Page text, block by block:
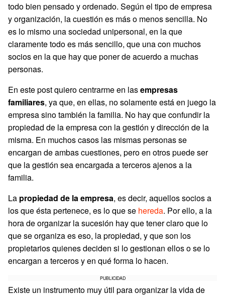
todo bien pensado y ordenado. Según el tipo de empresa
y organización, la cuestión es más o menos sencilla. No
es lo mismo una sociedad unipersonal, en la que
claramente todo es más sencillo, que una con muchos
socios en la que hay que poner de acuerdo a muchas
personas.
En este post quiero centrarme en lasempresas
familiares, ya que, en ellas, no solamente está en juego la
empresa sino también la familia. No hay que confundir la
propiedad de la empresa con la gestión y dirección de la
misma. En muchos casos las mismas personas se
encargan de ambas cuestiones, pero en otros puede ser
que la gestión sea encargada a terceros ajenos a la
familia.
La propiedad de la empresa, es decir, aquellos socios a
los que ésta pertenece, es lo que se hereda. Por ello, a la
hora de organizar la sucesión hay que tener claro que lo
que se organiza es eso, la propiedad, y que son los
propietarios quienes deciden si lo gestionan ellos o se lo
encargan a terceros y en qué forma lo hacen.
PUBLICIDAD
Existe un instrumento muy útil para organizar la vida de